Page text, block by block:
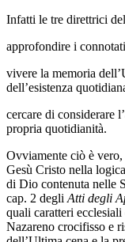
Infatti le tre direttrici
approfondire i
vivere la memoria
dell’esistenza
cercare di considerare
propria quotidianità.
Ovviamente ciò è vero,
Gesù Cristo nella
di Dio contenuta nelle
cap. 2 degli Atti degli
quali caratteri
Nazareno crocifisso e